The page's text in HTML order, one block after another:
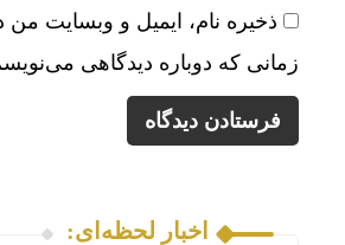
ذخیره نام، ایمیل و وبسایت من
زمانی که دوباره دیدگاهی
اخبار لحظه‌ای: